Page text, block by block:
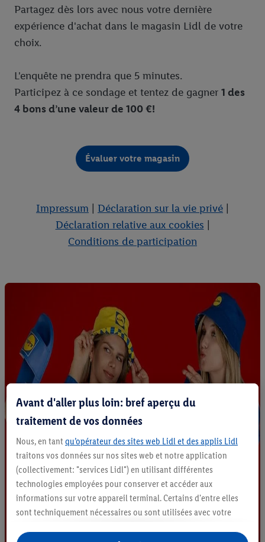
Partagez dès lors avec nous votre dernière
expérience d'achat dans le magasin Lidl de votre
choix.
L'enquête ne prendra que 5 minutes.
Participez à ce sondage et tentez de gagner 1 des
4 bons d’une valeur de 100 €!
Impressum | Déclaration sur la vie privé |
Déclaration relative aux cookies |
Conditions de participation
Avant d'aller plus loin: bref aperçu du
traitement de vos données
Nous, en tant qu’opérateur des sites web Lidl et des applis Lidl
traitons vos données sur nos sites web et notre application
(collectivement: "services Lidl") en utilisant différentes
technologies employées pour conserver et accéder aux
informations sur votre appareil terminal. Certains d'entre elles
sont techniquement nécessaires ou sont utilisées avec votre